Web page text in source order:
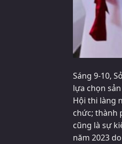
Sáng 9-10,
lựa chọn
Hội thi làng
chức; thành
cũng là sự
năm 2023